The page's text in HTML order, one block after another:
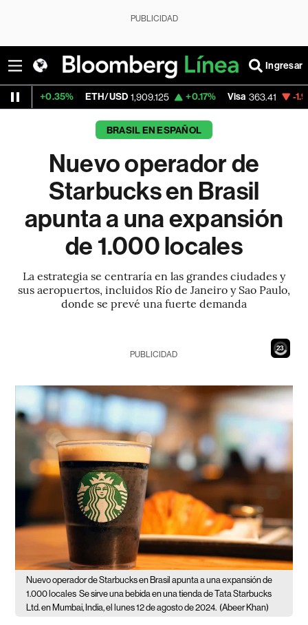
PUBLICIDAD
Ingresar
ETH/USD 1,909.125 +0.17% Visa 363.41 -1.91%
BRASIL EN ESPAÑOL
Nuevo operador de
Starbucks en Brasil
apunta a una expansión
de 1.000 locales
La estrategia se centraría en las grandes ciudades y
sus aeropuertos, incluidos Río de Janeiro y Sao Paulo,
donde se prevé una fuerte demanda
21
PUBLICIDAD
Nuevo operador de Starbucks en Brasil apunta a una expansión de
1.000 locales Se sirve una bebida en una tienda de Tata Starbucks
Ltd. en Mumbai, India, el lunes 12 de agosto de 2024. (Abeer Khan)